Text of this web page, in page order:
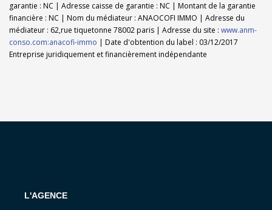
garantie : NC | Adresse caisse de garantie : NC | Montant de la garantie
financière : NC | Nom du médiateur : ANAOCOFI IMMO | Adresse du
médiateur : 62,rue tiquetonne 78002 paris | Adresse du site : www.anm-
conso.com:anacofi-immo | Date d'obtention du label : 03/12/2017
Entreprise juridiquement et financièrement indépendante
L'AGENCE